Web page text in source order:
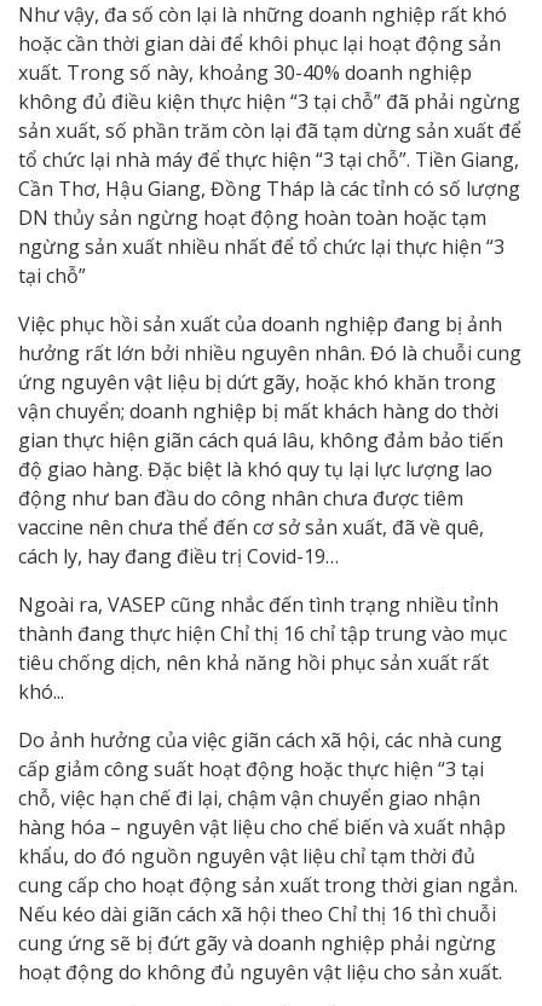
Như vậy, đa số còn lại là những doanh nghiệp rất khó
hoặc cần thời gian dài để khôi phục lại hoạt động sản
xuất. Trong số này, khoảng 30-40% doanh nghiệp
không đủ điều kiện thực hiện “3 tại chỗ” đã phải ngừng
sản xuất, số phần trăm còn lại đã tạm dừng sản xuất để
tổ chức lại nhà máy để thực hiện “3 tại chỗ”. Tiền Giang,
Cần Thơ, Hậu Giang, Đồng Tháp là các tỉnh có số lượng
DN thủy sản ngừng hoạt động hoàn toàn hoặc tạm
ngừng sản xuất nhiều nhất để tổ chức lại thực hiện “3
tại chỗ”
Việc phục hồi sản xuất của doanh nghiệp đang bị ảnh
hưởng rất lớn bởi nhiều nguyên nhân. Đó là chuỗi cung
ứng nguyên vật liệu bị dứt gãy, hoặc khó khăn trong
vận chuyển; doanh nghiệp bị mất khách hàng do thời
gian thực hiện giãn cách quá lâu, không đảm bảo tiến
độ giao hàng. Đặc biệt là khó quy tụ lại lực lượng lao
động như ban đầu do công nhân chưa được tiêm
vaccine nên chưa thể đến cơ sở sản xuất, đã về quê,
cách ly, hay đang điều trị Covid-19…
Ngoài ra, VASEP cũng nhắc đến tình trạng nhiều tỉnh
thành đang thực hiện Chỉ thị 16 chỉ tập trung vào mục
tiêu chống dịch, nên khả năng hồi phục sản xuất rất
khó...
Do ảnh hưởng của việc giãn cách xã hội, các nhà cung
cấp giảm công suất hoạt động hoặc thực hiện “3 tại
chỗ, việc hạn chế đi lại, chậm vận chuyển giao nhận
hàng hóa – nguyên vật liệu cho chế biến và xuất nhập
khẩu, do đó nguồn nguyên vật liệu chỉ tạm thời đủ
cung cấp cho hoạt động sản xuất trong thời gian ngắn.
Nếu kéo dài giãn cách xã hội theo Chỉ thị 16 thì chuỗi
cung ứng sẽ bị đứt gãy và doanh nghiệp phải ngừng
hoạt động do không đủ nguyên vật liệu cho sản xuất.